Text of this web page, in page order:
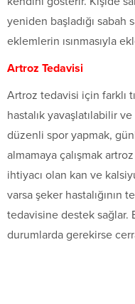
yeniden başladığı sabah
eklemlerin ısınmasıyla
Artroz Tedavisi
Artroz tedavisi için farklı
hastalık yavaşlatılabilir
düzenli spor yapmak,
almamaya çalışmak
ihtiyacı olan kan ve
varsa şeker hastalığının
tedavisine destek sağlar.
durumlarda gerekirse